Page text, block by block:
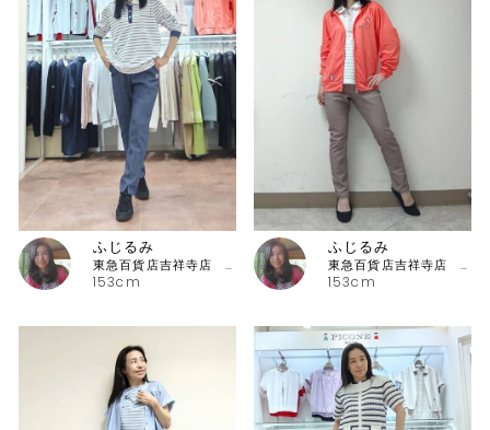
153cm
ふじるみ
東急百貨店吉祥寺店 ピッコーネ
153cm
ふじるみ
東急百貨店吉祥寺店 ピッコーネ